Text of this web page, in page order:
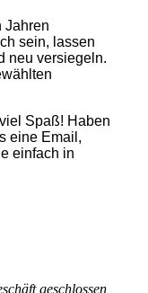
Jahren
sein, lassen
neu versiegeln.
Spaß! Haben
eine Email,
einfach in
geschlossen